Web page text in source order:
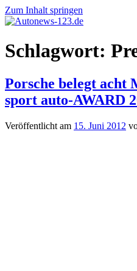
Zum Inhalt springen
Autonews-
123.de
Autonews
mit
Schlagwort:
Porsche belegt acht
sport auto-AWARD
Veröffentlicht am 15. Juni 2012